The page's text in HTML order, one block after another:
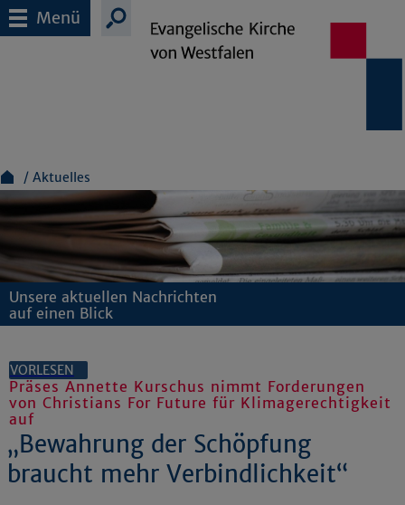
Menü
Aktuelles
Unsere aktuellen Nachrichten
auf einen Blick
VORLESEN
Präses Annette Kurschus nimmt Forderungen
von Christians For Future für Klimagerechtigkeit
auf
„Bewahrung der Schöpfung
braucht mehr Verbindlichkeit“